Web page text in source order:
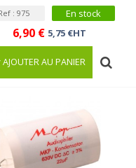
: 975 En stock
6,90 € 5,75 €HT
AJOUTER AU PANIER